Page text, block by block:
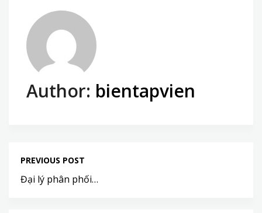
Author: bientapvien
PREVIOUS POST
Đại lý phân phối…